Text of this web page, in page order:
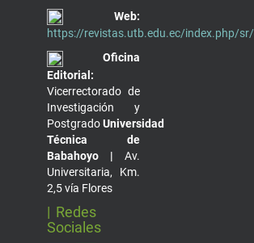
Web:
https://revistas.utb.edu.ec/index.php/sr/
Oficina
Editorial:
Vicerrectorado de
Investigación y
PostgradoUniversidad
Técnica de
Babahoyo | Av.
Universitaria, Km.
2,5 vía Flores
| Redes
Sociales